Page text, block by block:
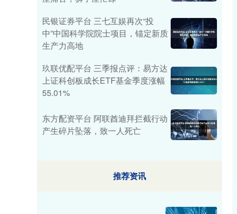
民银证券平台 三七互娱再次“投
中”中国科学院院士项目，锚定新质
生产力高地
玖联优配平台 三季报点评：易方达
上证科创板成长ETF基金季度涨幅
55.01%
东方配资平台 阿联酋迪拜拦截行动
产生碎片坠落，致一人死亡
推荐资讯